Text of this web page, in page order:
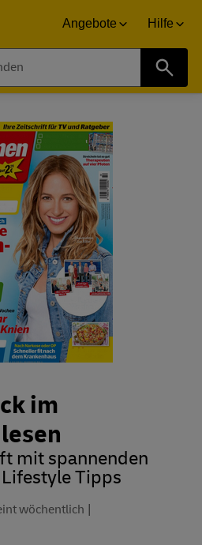
Angebote Hilfe
im
mit spannenden
Tipps
wöchentlich